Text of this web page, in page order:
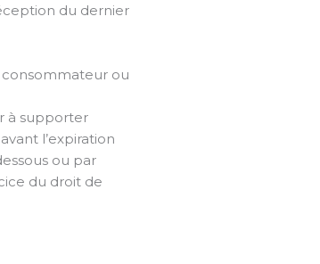
du dernier
ou
à supporter
l’expiration
ou par
du droit de